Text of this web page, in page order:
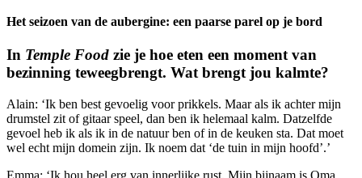
Het seizoen van de aubergine: een paarse parel op je bord
In Temple Food zie je hoe eten een moment van
bezinning teweegbrengt. Wat brengt jou kalmte?
Alain: ‘Ik ben best gevoelig voor prikkels. Maar als ik achter mijn
drumstel zit of gitaar speel, dan ben ik helemaal kalm. Datzelfde
gevoel heb ik als ik in de natuur ben of in de keuken sta. Dat moet
wel echt mijn domein zijn. Ik noem dat ‘de tuin in mijn hoofd’.’
Emma: ‘Ik hou heel erg van innerlijke rust. Mijn bijnaam is Oma